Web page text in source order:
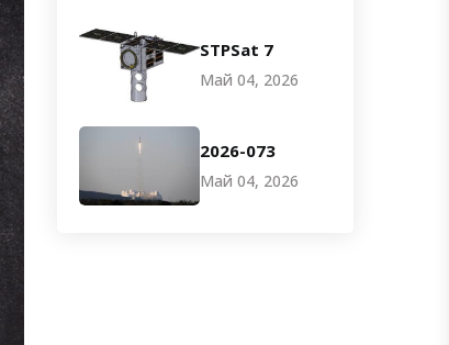
STPSat 7
Май 04, 2026
2026-073
Май 04, 2026